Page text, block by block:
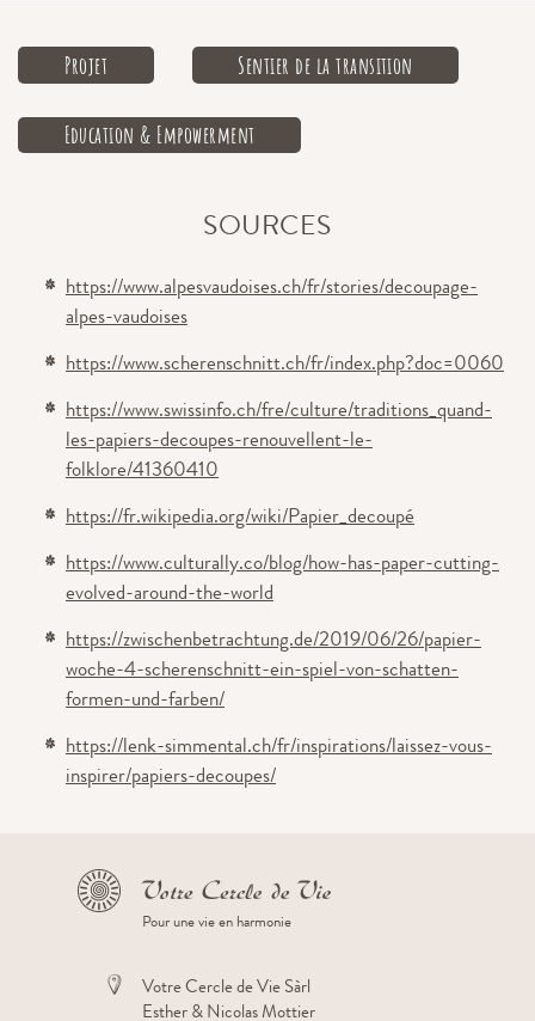
Projet Sentier de la transition
Education & Empowerment
SOURCES
https://www.alpesvaudoises.ch/fr/stories/decoupage-
alpes-vaudoises
https://www.scherenschnitt.ch/fr/index.php?doc=0060
https://www.swissinfo.ch/fre/culture/traditions_quand-
les-papiers-decoupes-renouvellent-le-
folklore/41360410
https://fr.wikipedia.org/wiki/Papier_decoupé
https://www.culturally.co/blog/how-has-paper-cutting-
evolved-around-the-world
https://zwischenbetrachtung.de/2019/06/26/papier-
woche-4-scherenschnitt-ein-spiel-von-schatten-
formen-und-farben/
https://lenk-simmental.ch/fr/inspirations/laissez-vous-
inspirer/papiers-decoupes/
Pour une vie en harmonie
Votre Cercle de Vie Sàrl
Esther & Nicolas Mottier